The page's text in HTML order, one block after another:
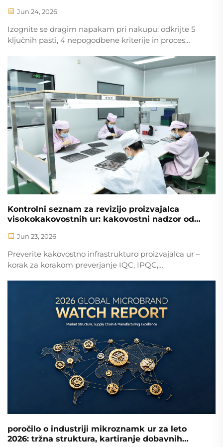
Jun 24, 2026
Izognite se dragim napakam pri nakupu: odkrijte 5
ključnih pasti, 4 nepogodbene kriterije in proces
proizvodnjo ur. Začnite s preverjanjem že danes.
Kontrolni seznam za revizijo proizvajalca
visokokakovostnih ur: kakovostni nadzor od
Jun 23, 2026
Preverite kakovostno infrastrukturo proizvajalca ur –
korak za korakom preverjanje IQC, IPQC,
poročilo o industriji mikroznamk ur za leto
2026: tržna struktura, kartiranje dobavnih